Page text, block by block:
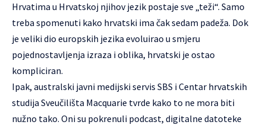
Hrvatima u Hrvatskoj njihov jezik postaje sve „teži“. Samo
treba spomenuti kako hrvatski ima čak sedam padeža. Dok
je veliki dio europskih jezika evoluirao u smjeru
pojednostavljenja izraza i oblika, hrvatski je ostao
kompliciran.
Ipak, australski javni medijski servis SBS iCentar hrvatskih
studija Sveučilišta Macquarie tvrde kako to ne mora biti
nužno tako. Oni su pokrenuli podcast, digitalne datoteke